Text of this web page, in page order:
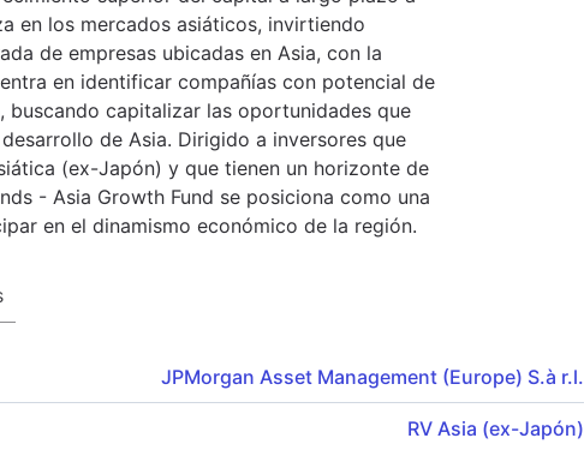
en los mercados asiáticos, invirtiendo
de empresas ubicadas en Asia, con la
en identificar compañías con potencial de
capitalizar las oportunidades que
de Asia. Dirigido a inversores que
(ex-Japón) y que tienen un horizonte de
- Asia Growth Fund se posiciona como una
en el dinamismo económico de la región.
JPMorgan Asset Management (Europe) S.à r.l.
RV Asia (ex-Japón)